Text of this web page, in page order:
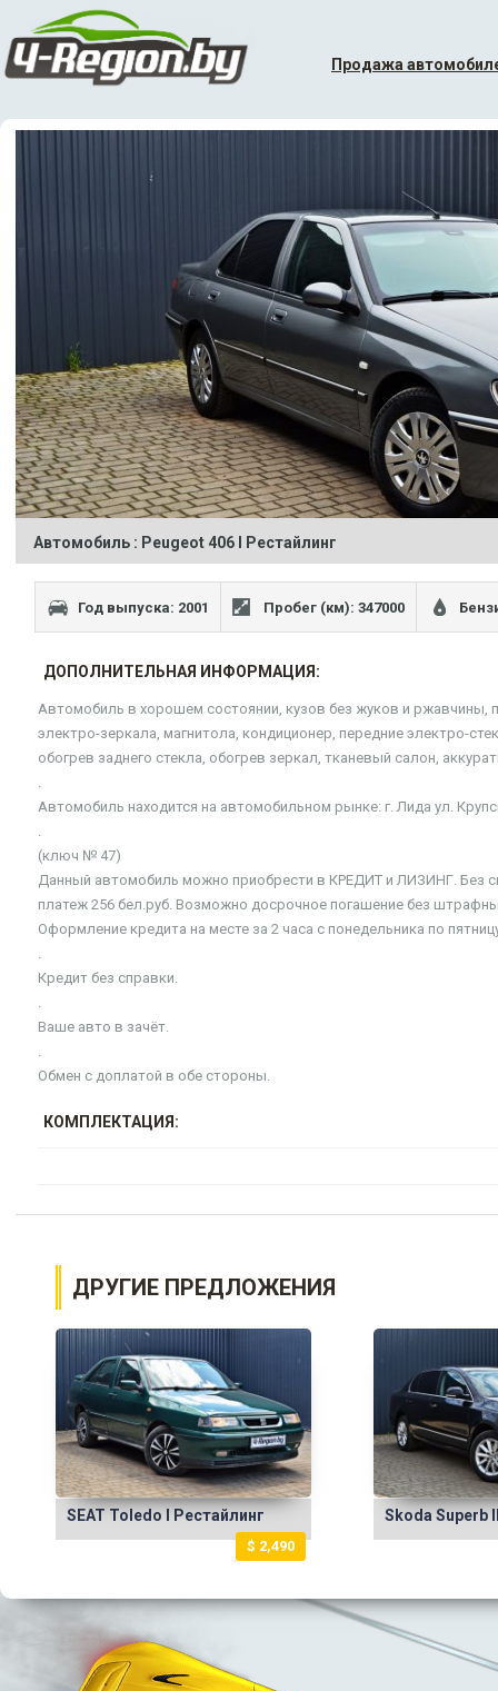
Продажа
Автомобиль : Peugeot 406 I Рестайлинг
Год выпуска: 2001 Пробег (км): 347000
ДОПОЛНИТЕЛЬНАЯ ИНФОРМАЦИЯ:
Автомобиль в хорошем состоянии, кузов без жуков и ржавчины,
электро-зеркала, магнитола, кондиционер, передние электро-
обогрев заднего стекла, обогрев зеркал, тканевый салон,
.
Автомобиль находится на автомобильном рынке: г. Лида ул.
.
(ключ № 47)
Данный автомобиль можно приобрести в КРЕДИТ и ЛИЗИНГ. Без
платеж 256 бел.руб. Возможно досрочное погашение без
Оформление кредита на месте за 2 часа с понедельника по
.
Кредит без справки.
.
Ваше авто в зачёт.
.
Обмен с доплатой в обе стороны.
КОМПЛЕКТАЦИЯ:
ДРУГИЕ ПРЕДЛОЖЕНИЯ
SEAT Toledo I Рестайлинг
$ 2,490
Skoda Superb